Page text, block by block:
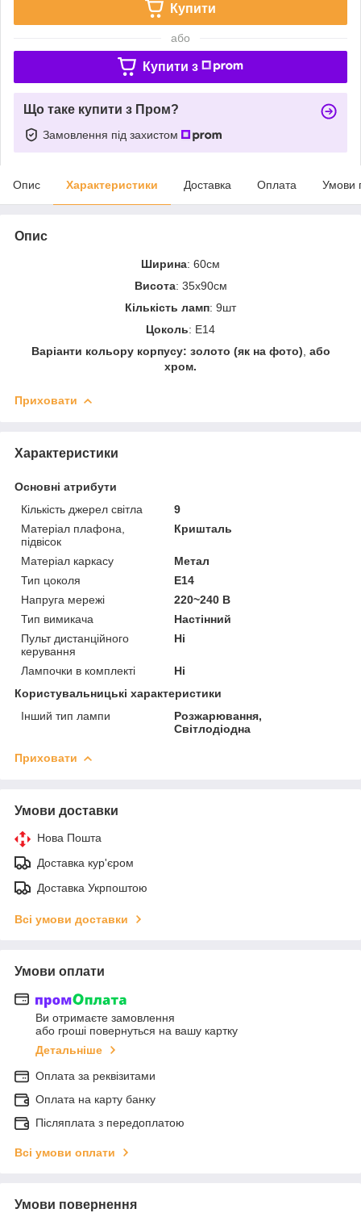
Купити
або
Купити з
Що таке купити з Пром?
Замовлення під захистом
Опис Характеристики Доставка Оплата Умови
Опис
Ширина: 60см
Висота: 35х90см
Кількість ламп: 9шт
Цоколь: Е14
Варіанти кольору корпусу: золото (як на фото) або
хром.
Приховати
Характеристики
Основні атрибути
Кількість джерел світла
9
Матеріал плафона,
підвісок
Кришталь
Матеріал каркасу
Метал
Тип цоколя
E14
Напруга мережі
220~240 В
Тип вимикача
Настінний
Пульт дистанційного
керування
Ні
Лампочки в комплекті
Ні
Користувальницькі характеристики
Інший тип лампи
Розжарювання,
Світлодіодна
Приховати
Умови доставки
Нова Пошта
Доставка кур'єром
Доставка Укрпоштою
Всі умови доставки
Умови оплати
Ви отримаєте замовлення
або гроші повернуться на вашу картку
Детальніше
Оплата за реквізитами
Оплата на карту банку
Післяплата з передоплатою
Всі умови оплати
Умови повернення